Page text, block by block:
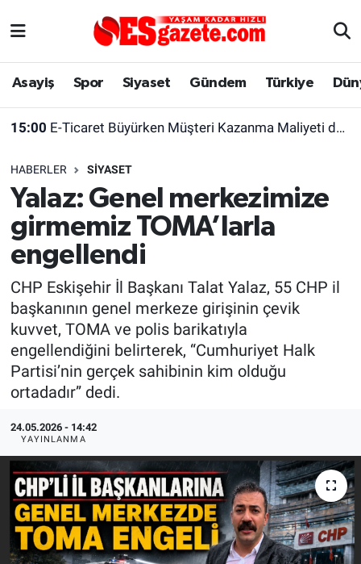
Asayiş Spor Siyaset Gündem Türkiye
15:00 E-Ticaret Büyürken Müşteri Kazanma Maliyeti de Yükseliyor
HABERLER SIYASET
Yalaz: Genel merkezimize
girmemiz TOMA’larla
engellendi
CHP Eskişehir İl Başkanı Talat Yalaz, 55 CHP il
başkanının genel merkeze girişinin çevik
kuvvet, TOMA ve polis barikatıyla
engellendiğini belirterek, “Cumhuriyet Halk
Partisi’nin gerçek sahibinin kim olduğu
ortadadır” dedi.
24.05.2026 - 14:42
YAYINLANMA
Asayiş
Gündem
Türkiye
Dünya
Sağlık
Alış-Veriş/İş dünyası
Yaşam
Eskişehirspor Arşivi
Eskişehir Arşivi
Röportaj
Ekonomi
Kültür Sanat
Politika
Bilecik
Kütahya
Gezi
Genel
Eskişehir Nöbetçi Eczaneler
Süper Lig Puan Durumu ve Fikstür
Tüm Manşetler
Son Dakika Haberleri
Haber Arşivi